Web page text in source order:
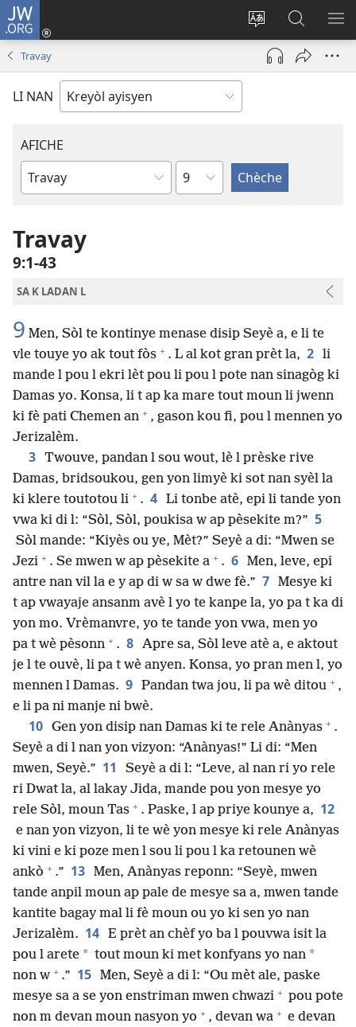
JW.ORG
Chanje
lang
sit
Konekte
(opens
window)
Fè
rechèch
sou
Travay
LI NAN
AFICHE
Liv
chapit
Travay
9​:​1-43
SA K LADAN L
9 Men, Sòl te kontinye menase disip Seyè a, e li te
vle touye yo ak tout fòs + . L al kot gran prèt la, 2 li
mande l pou l ekri lèt pou li pou l pote nan sinagòg ki
Damas yo. Konsa, li t ap ka mare tout moun li jwenn
ki fè pati Chemen an + , gason kou fi, pou l mennen yo
Jerizalèm.
3 Twouve, pandan l sou wout, lè l prèske rive
Damas, bridsoukou, gen yon limyè ki sot nan syèl la
ki klere toutotou li + . 4 Li tonbe atè, epi li tande yon
vwa ki di l: “Sòl, Sòl, poukisa w ap pèsekite m?” 5
Sòl mande: “Kiyès ou ye, Mèt?” Seyè a di: “Mwen se
Jezi + . Se mwen w ap pèsekite a + . 6 Men, leve, epi
antre nan vil la e y ap di w sa w dwe fè.” 7 Mesye ki
t ap vwayaje ansanm avè l yo te kanpe la, yo pa t ka di
yon mo. Vrèmanvre, yo te tande yon vwa, men yo
pa t wè pèsonn + . 8 Apre sa, Sòl leve atè a, e aktout
je l te ouvè, li pa t wè anyen. Konsa, yo pran men l, yo
mennen l Damas. 9 Pandan twa jou, li pa wè ditou + ,
e li pa ni manje ni bwè.
10 Gen yon disip nan Damas ki te rele Anànyas + .
Seyè a di l nan yon vizyon: “Anànyas!” Li di: “Men
mwen, Seyè.” 11
Seyè a di l: “Leve, al nan ri yo rele
ri Dwat la, al lakay Jida, mande pou yon mesye yo
rele Sòl, moun Tas + . Paske, l ap priye kounye a, 12
e nan yon vizyon, li te wè yon mesye ki rele Anànyas
ki vini e ki poze men l sou li pou l ka retounen wè
ankò + .” 13 Men, Anànyas reponn: “Seyè, mwen
tande anpil moun ap pale de mesye sa a, mwen tande
kantite bagay mal li fè moun ou yo ki sen yo nan
Jerizalèm. 14 E prèt an chèf yo ba l pouvwa isit la
pou l arete * tout moun ki met konfyans yo nan *
non w + .” 15 Men, Seyè a di l: “Ou mèt ale, paske
mesye sa a se yon enstriman mwen chwazi + pou pote
non m devan moun nasyon yo + , devan wa + e devan